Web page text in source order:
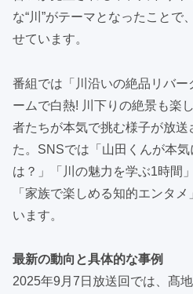
な“川”がテーマとなったことで
せています。
番組では「川沿いの絶品リバ
ームで白熱! 川下りの絶景も楽
者たちが本気で挑む様子が放
た。SNSでは「山田くんが本
は？」「川の魅力を学ぶ1時間
「家族で楽しめる知的エンタ
います。
最新の動向と具体的な事例
2025年9月7日放送回では、髙